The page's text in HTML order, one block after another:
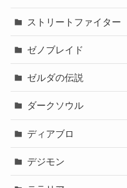
ストリートファイター
ゼノブレイド
ゼルダの伝説
ダークソウル
ディアブロ
デジモン